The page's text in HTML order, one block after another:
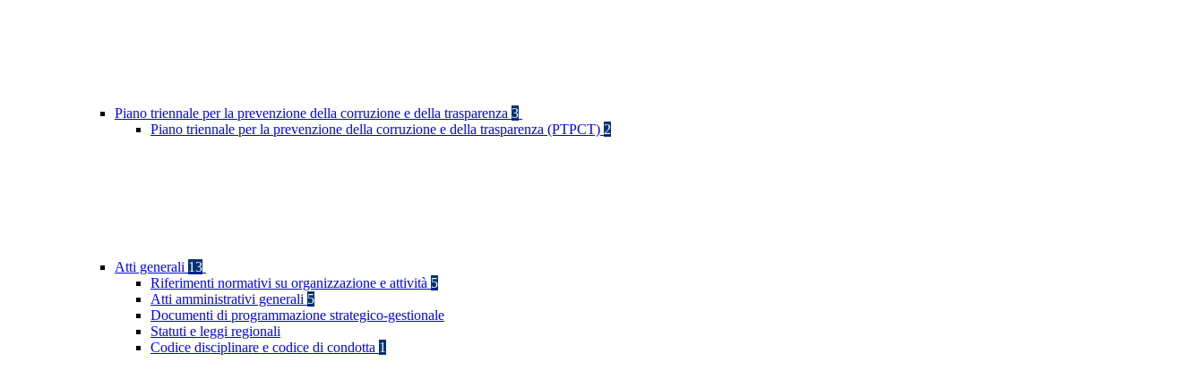
Piano triennale per la prevenzione della corruzione e della trasparenza 3
Piano triennale per la prevenzione della corruzione e della trasparenza (PTPCT) 2
Atti generali 13
Riferimenti normativi su organizzazione e attività 5
Atti amministrativi generali 5
Documenti di programmazione strategico-gestionale
Statuti e leggi regionali
Codice disciplinare e codice di condotta 1